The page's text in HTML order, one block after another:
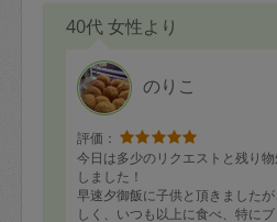
40代 女性より
のりこ
評価：
今日は多少のリクエストと残り
しました！
早速夕御飯に子供と頂きました
しく、いつも以上に食べ、特に